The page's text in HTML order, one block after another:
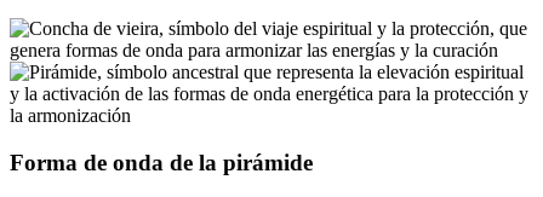
Forma de onda de la pirámide